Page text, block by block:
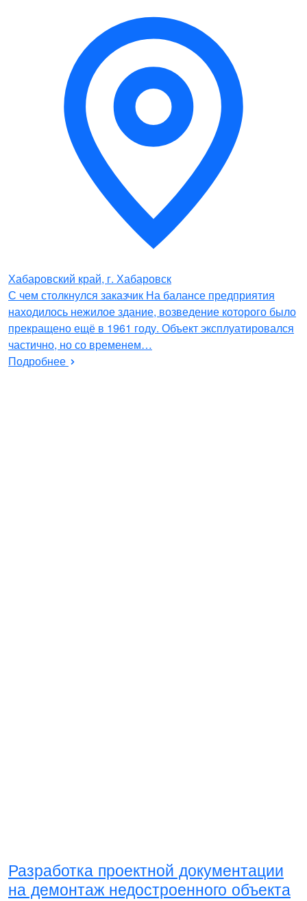
Хабаровский край, г. Хабаровск
С чем столкнулся заказчик На балансе предприятия
находилось нежилое здание, возведение которого было
прекращено ещё в 1961 году. Объект эксплуатировался
частично, но со временем…
Подробнее
Разработка проектной документации
на демонтаж недостроенного объекта